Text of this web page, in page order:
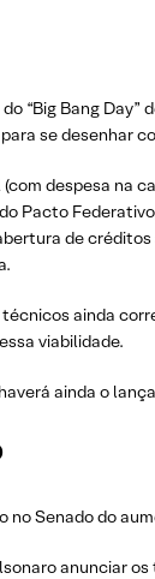
“Big Bang
se desenhar
despesa na
Pacto
de
ainda
viabilidade.
ainda o
no Senado do
anunciar